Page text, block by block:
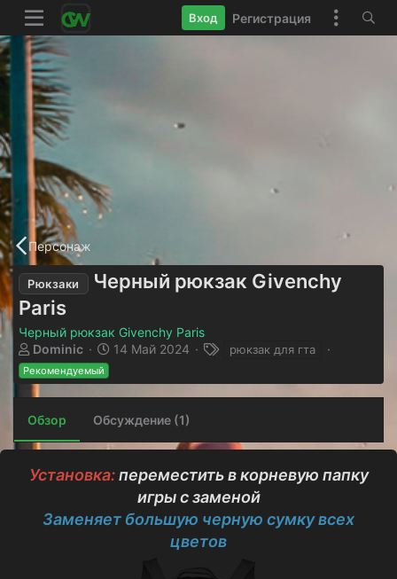
Вход Регистрация
Персонаж
Рюкзаки
Черный рюкзак Givenchy
Paris
Черный рюкзак Givenchy Paris
А
в
т
о
р
Dominic
Д
т
а
с
з
а
и
14 Май 2024
г
и
рюкзак для гта
Рекомендуемый
Обзор Обсуждение (1)
Установка:переместить в корневую папку
игры с заменой
Заменяет большую черную сумку всех
цветов